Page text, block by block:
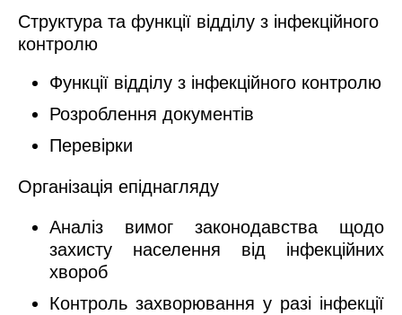
Структура та функції відділу з інфекційного
контролю
Функції відділу з інфекційного контролю
Розроблення документів
Перевірки
Організація епіднагляду
Аналіз вимог законодавства щодо
захисту населення від інфекційних
хвороб
Контроль захворювання у разі інфекції